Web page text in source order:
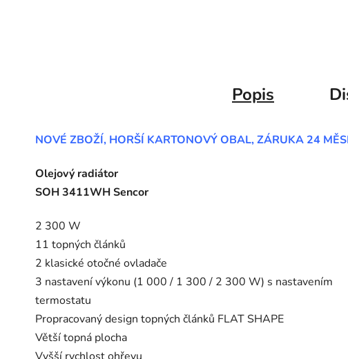
Popis
NOVÉ ZBOŽÍ, HORŠÍ KARTONOVÝ OBAL, ZÁRUKA 24
Olejový radiátor
SOH 3411WH Sencor
2 300 W
11 topných článků
2 klasické otočné ovladače
3 nastavení výkonu (1 000 / 1 300 / 2 300 W) s nastavením
termostatu
Propracovaný design topných článků FLAT SHAPE
Větší topná plocha